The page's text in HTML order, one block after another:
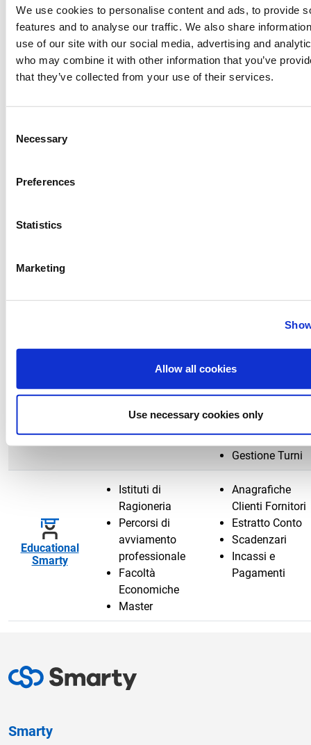
We use cookies to personalise content and ads, to provide
features and to analyse our traffic. We also share
use of our site with our social media, advertising and
who may combine it with other information that you’ve
that they’ve collected from your use of their services.
Selection
Necessary
Preferences
Statistics
Marketing
Allow all cookies
Use necessary cookies only
Auto Smarty
Padroncini
Scadenzari
Gestione
Rifornimenti
Car Sharing, Car
Pooling
Piccole Aziende
Centralino in
Smarty
Servizi di
Stampa Badge
Multisede e
Piccole Aziende
Artigiani
Cooperative
Cartellino del
Dipendente
Presenze
Ferie e Permessi
Gestione Turni
Educational
Smarty
Istituti di
Ragioneria
Percorsi di
avviamento
professionale
Facoltà
Economiche
Master
Anagrafiche
Clienti Fornitori
Estratto Conto
Scadenzari
Incassi e
Pagamenti
Smarty